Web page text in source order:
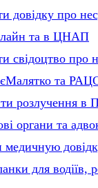
довідку про
та в ЦНАП
свідоцтво про
та
розлучення в
органи та
медичную
для водіїв,